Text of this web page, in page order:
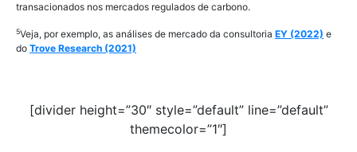
transacionados nos mercados regulados de carbono.
5Veja, por exemplo, as análises de mercado da consultoria EY (2022) e
do Trove Research (2021)
[divider height=”30″ style=”default” line=”default”
themecolor=”1″]